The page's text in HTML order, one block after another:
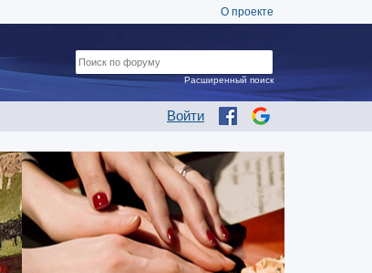
О проекте
Войти
Расширенный поиск